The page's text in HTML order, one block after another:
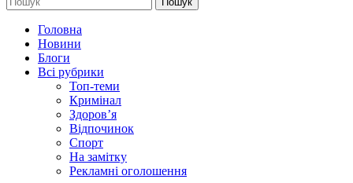
Головна
Новини
Блоги
Всі рубрики
Топ-теми
Кримінал
Здоров’я
Відпочинок
Спорт
На замітку
Рекламні оголошення